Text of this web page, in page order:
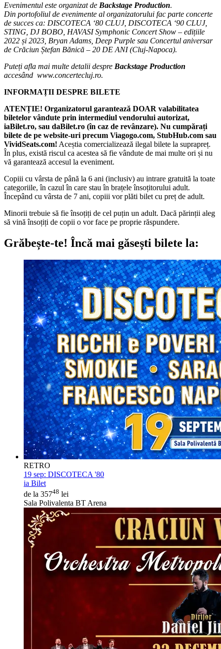
Evenimentul este organizat de Backstage Production.
Din portofoliul de evenimente al organizatorului fac parte concerte
de succes ca: DISCOTECA ‘80 CLUJ, DISCOTECA ‘90 CLUJ,
STING, DJ BOBO, HAVASI Symphonic Concert Show – edițiile
2022 și 2023, Bryan Adams, Deep Purple sau Concertul aniversar
de Crăciun Ștefan Bănică – 20 DE ANI (Cluj-Napoca).
Puteți afla mai multe detalii despre Backstage Production
accesând www.concertecluj.ro.
INFORMAȚII DESPRE BILETE
ATENȚIE! Organizatorul garantează DOAR valabilitatea
biletelor vândute prin intermediul vendorului autorizat,
iaBilet.ro, sau daBilet.ro (în caz de revânzare). Nu cumpărați
bilete de pe website-uri precum Viagogo.com, StubHub.com sau
VividSeats.com! Aceștia comercializează ilegal bilete la suprapreț.
În plus, există riscul ca acestea să fie vândute de mai multe ori și nu
vă garantează accesul la eveniment.
Copiii cu vârsta de până la 6 ani (inclusiv) au intrare gratuită la toate
categoriile, în cazul în care stau în brațele însoțitorului adult.
Începând cu vârsta de 7 ani, copiii vor plăti bilet cu preț de adult.
Minorii trebuie să fie însoțiți de cel puțin un adult. Dacă părinții aleg
să vină însoțiți de copii o vor face pe proprie răspundere.
Grăbește-te! Încă mai găsești bilete la:
RETRO
19 sep: DISCOTECA '80
ia Bilet
de la 35748 lei
Sala Polivalenta BT Arena